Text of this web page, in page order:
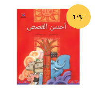
-17%